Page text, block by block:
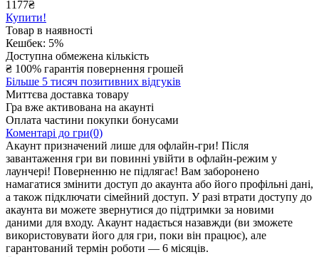
1177₴
Купити!
Товар в наявності
Кешбек: 5%
Доступна обмежена кількість
₴ 100% гарантія повернення грошей
Більше 5 тисяч позитивних відгуків
Миттєва доставка товару
Гра вже активована на акаунті
Оплата частини покупки бонусами
Коментарі до гри(0)
Акаунт призначений лише для офлайн-гри! Після
завантаження гри ви повинні увійти в офлайн-режим у
лаунчері! Поверненню не підлягає! Вам заборонено
намагатися змінити доступ до акаунта або його профільні дані,
а також підключати сімейний доступ. У разі втрати доступу до
акаунта ви можете звернутися до підтримки за новими
даними для входу. Акаунт надається назавжди (ви зможете
використовувати його для гри, поки він працює), але
гарантований термін роботи — 6 місяців.